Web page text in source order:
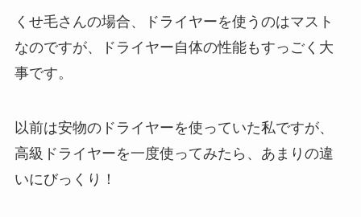
くせ毛さんの場合、ドライヤーを使うのはマスト
なのですが、ドライヤー自体の性能もすっごく大
事です。
以前は安物のドライヤーを使っていた私ですが、
高級ドライヤーを一度使ってみたら、あまりの違
いにびっくり！